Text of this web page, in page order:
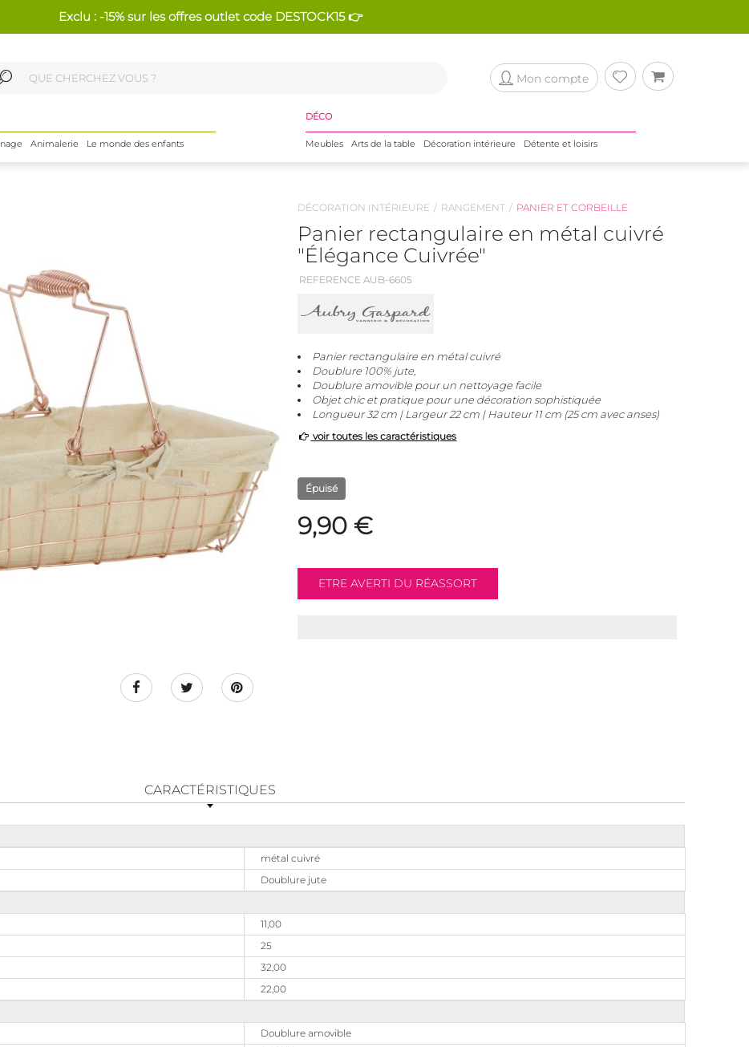
Exclu : -15% sur les offres outlet code DESTOCK15 👉
Mon compte
Animalerie Le monde des enfants
DÉCO
Meubles Arts de la table Décoration intérieure Détente et loisirs
DÉCORATION INTÉRIEURE RANGEMENT PANIER ET CORBEILLE
Panier rectangulaire en métal cuivré
"Élégance Cuivrée"
REFERENCE AUB-6605
Panier rectangulaire en métal cuivré
Doublure 100% jute,
Doublure amovible pour un nettoyage facile
Objet chic et pratique pour une décoration sophistiquée
Longueur 32 cm | Largeur 22 cm | Hauteur 11 cm (25 cm avec anses)
voir toutes les caractéristiques
Épuisé
9,90 €
CARACTÉRISTIQUES
métal cuivré
Doublure jute
11,00
25
32,00
22,00
Doublure amovible